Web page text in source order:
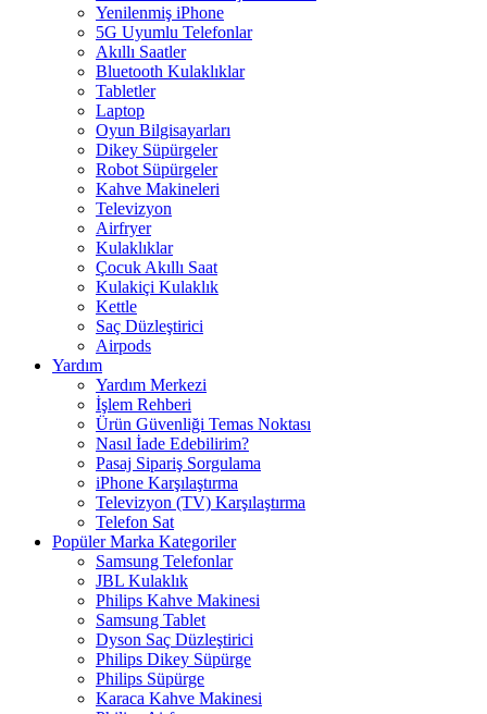
Yenilenmiş iPhone
5G Uyumlu Telefonlar
Akıllı Saatler
Bluetooth Kulaklıklar
Tabletler
Laptop
Oyun Bilgisayarları
Dikey Süpürgeler
Robot Süpürgeler
Kahve Makineleri
Televizyon
Airfryer
Kulaklıklar
Çocuk Akıllı Saat
Kulakiçi Kulaklık
Kettle
Saç Düzleştirici
Airpods
Yardım
Yardım Merkezi
İşlem Rehberi
Ürün Güvenliği Temas Noktası
Nasıl İade Edebilirim?
Pasaj Sipariş Sorgulama
iPhone Karşılaştırma
Televizyon (TV) Karşılaştırma
Telefon Sat
Popüler Marka Kategoriler
Samsung Telefonlar
JBL Kulaklık
Philips Kahve Makinesi
Samsung Tablet
Dyson Saç Düzleştirici
Philips Dikey Süpürge
Philips Süpürge
Karaca Kahve Makinesi